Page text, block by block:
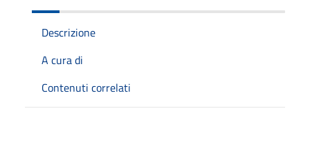
Descrizione
A cura di
Contenuti correlati